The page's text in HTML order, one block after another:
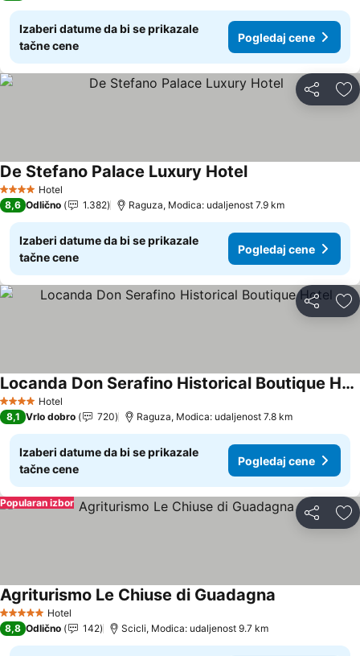
Izaberi datume da bi se prikazale
tačne cene
Pogledaj cene
Deli
4 ZvezdiceHotel
De Stefano Palace Luxury Hotel
8,6 Odlično 1.382 Raguza, Modica: udaljenost 7.9 km
Izaberi datume da bi se prikazale
tačne cene
Pogledaj cene
Deli
4 ZvezdiceHotel
Locanda Don Serafino Historical Boutique Hotel
8,1 Vrlo dobro 720 Raguza, Modica: udaljenost 7.8 km
Izaberi datume da bi se prikazale
tačne cene
Pogledaj cene
Deli
Popularan izbor
5 ZvezdiceHotel
Agriturismo Le Chiuse di Guadagna
8,8 Odlično 142 Scicli, Modica: udaljenost 9.7 km